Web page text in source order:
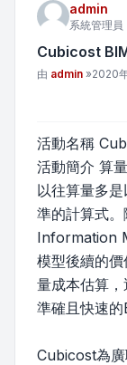
admin
系統管理員
Cubicost
文章
由 admin »2020
活動名稱
活動簡介 算
以往算量多
準的計算式
Information
模型後續的
量成本估算，
準確且快速的
Cubicost為